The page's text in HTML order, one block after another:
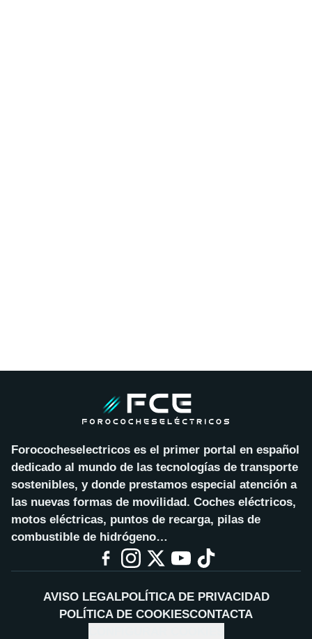
Forococheselectricos es el primer portal en español
dedicado al mundo de las tecnologías de transporte
sostenibles, y donde prestamos especial atención a
las nuevas formas de movilidad. Coches eléctricos,
motos eléctricas, puntos de recarga, pilas de
combustible de hidrógeno…
AVISO LEGALPOLÍTICA DE PRIVACIDAD
POLÍTICA DE COOKIESCONTACTA